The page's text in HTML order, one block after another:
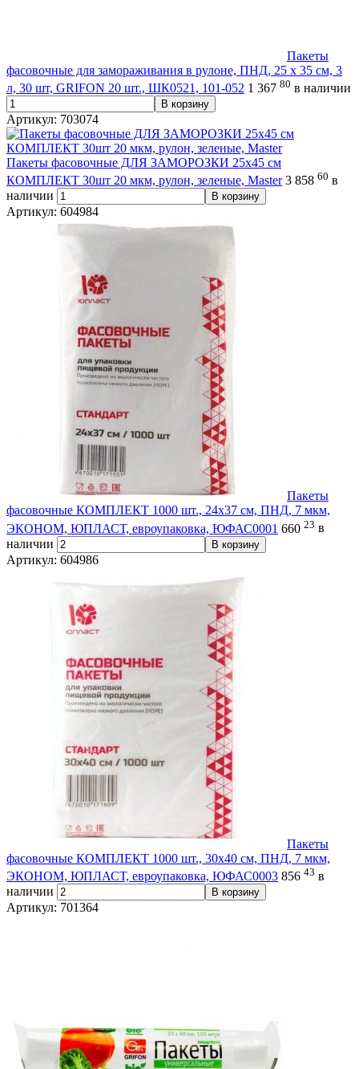
Пакеты
фасовочные для замораживания в рулоне, ПНД, 25 х 35 см, 3
л, 30 шт, GRIFON 20 шт., ШК0521, 101-052 1 367 80 в наличии
В корзину
Артикул: 703074
Пакеты фасовочные ДЛЯ ЗАМОРОЗКИ 25х45 см
КОМПЛЕКТ 30шт 20 мкм, рулон, зеленые, Master 3 858 60 в
наличии
В корзину
Артикул: 604984
Пакеты
фасовочные КОМПЛЕКТ 1000 шт., 24х37 см, ПНД, 7 мкм,
ЭКОНОМ, ЮПЛАСТ, евроупаковка, ЮФАС0001 660 23 в
наличии
В корзину
Артикул: 604986
Пакеты
фасовочные КОМПЛЕКТ 1000 шт., 30х40 см, ПНД, 7 мкм,
ЭКОНОМ, ЮПЛАСТ, евроупаковка, ЮФАС0003 856 43 в
наличии
В корзину
Артикул: 701364